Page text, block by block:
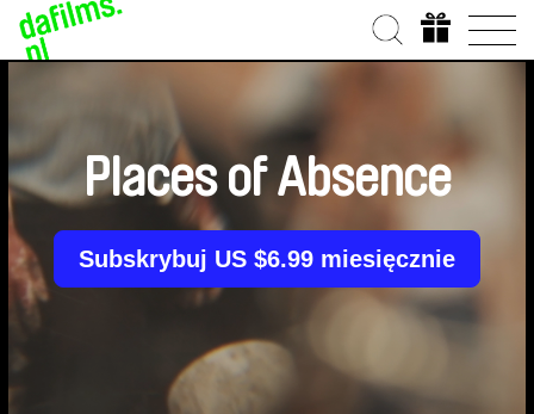
Places of Absence
Subskrybuj US $6.99 miesięcznie